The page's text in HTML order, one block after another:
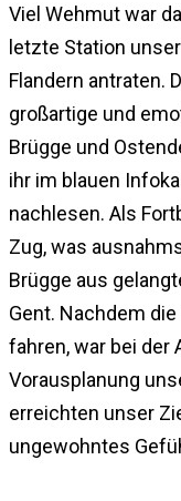
Viel Wehmut war
letzte Station
Flandern antraten.
großartige und
Brügge und
ihr im blauen
nachlesen. Als
Zug, was
Brügge aus
Gent. Nachdem
fahren, war bei der
Vorausplanung
erreichten unser
ungewohntes